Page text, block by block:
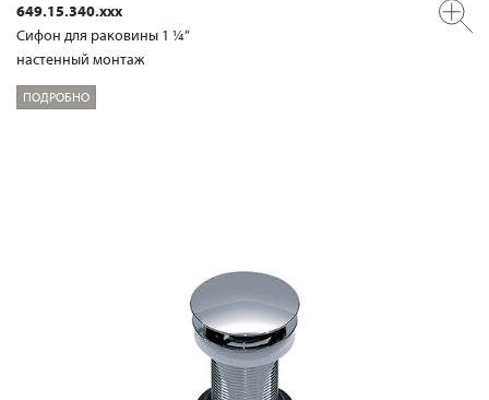
649.15.340.xxx
Сифон для раковины 1 ¼“
настенный монтаж
ПОДРОБНО